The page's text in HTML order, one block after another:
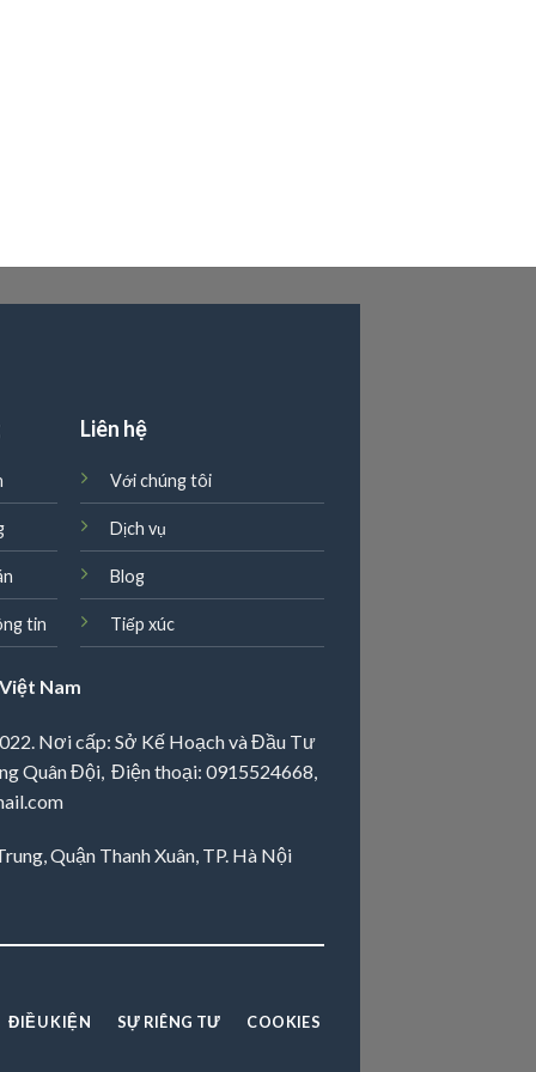
tin
Liên hệ
Với chúng tôi
Dịch vụ
Blog
Tiếp xúc
Nam
Nơi cấp: Sở Kế Hoạch và Đầu Tư
Quân Đội, Điện thoại: 0915524668
Quận Thanh Xuân, TP. Hà Nội
ĐIỀU KIỆN SỰ RIÊNG TƯ COOKIES